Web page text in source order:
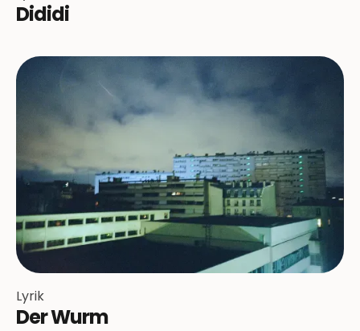
Dididi
Lyrik
Der Wurm